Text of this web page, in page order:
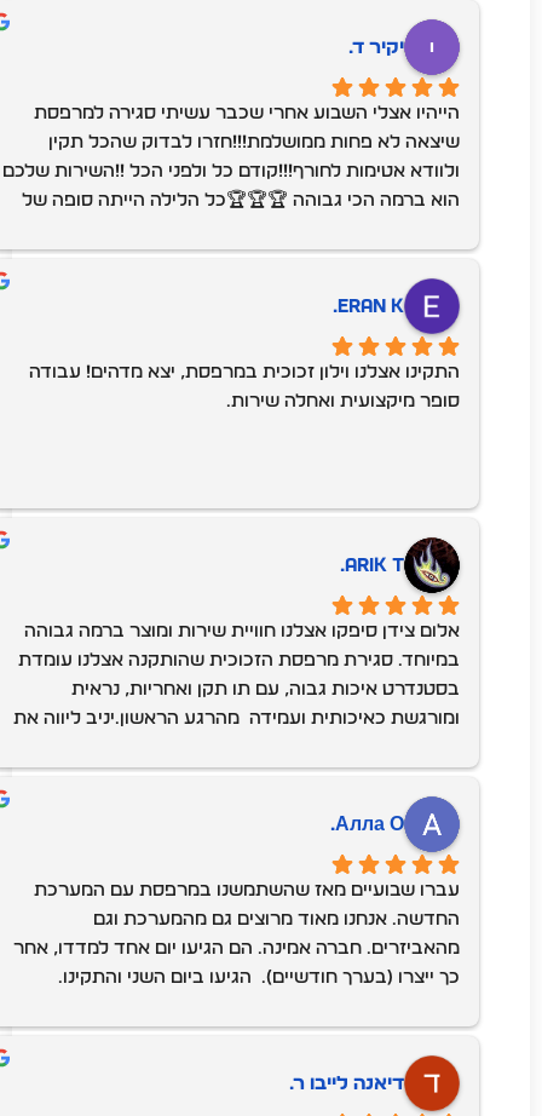
יקיר ד.
הייהיו אצלי השבוע אחרי שכבר עשיתי סגירה למרפסת
שיצאה לא פחות ממושלמת!!!חזרו לבדוק שהכל תקין
ולוודא אטימות לחורף!!!קודם כל ולפני הכל !!השירות שלכם
הוא ברמה הכי גבוהה 🏆🏆🏆כל הלילה הייתה סופה של
הכל!אתם מקצוענים🫶🫶אין ספק שאמליץ עליכם בכל
מקצועיות ונותנים כזה שירות!!!תודה תודה תודה 🙏🙏🙏
Eran K.
התקינו אצלנו וילון זכוכית במרפסת, יצא מדהים! עבודה
סופר מיקצועית ואחלה שירות.
Arik T.
אלום צידן סיפקו אצלנו חוויית שירות ומוצר ברמה גבוהה
במיוחד. סגירת מרפסת הזכוכית שהותקנה אצלנו עומדת
בסטנדרט איכות גבוה, עם תו תקן ואחריות, נראית
ומורגשת כאיכותית ועמידה  מהרגע הראשון.יניב ליווה את
שלב יתבצע בהתאם לציפיות. ההתקנה עצמה הייתה
והשירות הרציף.התוצאה הסופית פשוט מעולה – המרפסת
קרים, רוחות חזקות או גשם אפשר לשבת בנוחות, להפעיל
Алла О.
עברו שבועיים מאז שהשתמשנו במרפסת עם המערכת
מהאביזרים. חברה אמינה. הם הגיעו יום אחד למדדו, אחר
כך ייצרו (בערך חודשיים).  הגיעו ביום השני והתקינו.
הם בחורים נהדרים. אנחנו ממליצים עליהם בחום
דיאנה לייבו ר.